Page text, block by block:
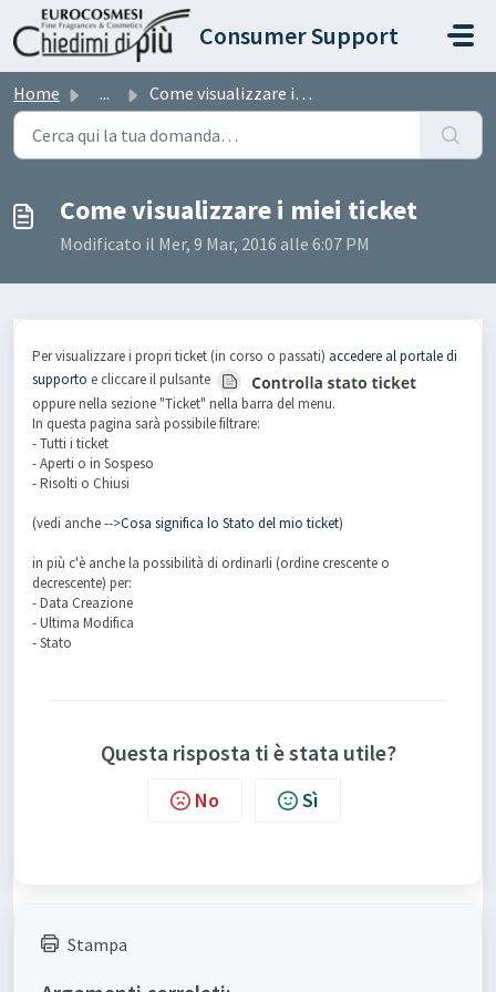
Salta al contenuto principale
Consumer Support
Home ... Come visualizzare i miei ticket
Come visualizzare i miei ticket
Modificato il Mer, 9 Mar, 2016 alle 6:07 PM
Per visualizzare i propri ticket (in corso o passati) accedere al portale di
supporto e cliccare il pulsante
oppure nella sezione "Ticket" nella barra del menu.
In questa pagina sarà possibile filtrare:
- Tutti i ticket
- Aperti o in Sospeso
- Risolti o Chiusi
(vedi anche -->Cosa significa lo Stato del mio ticket)
in più c'è anche la possibilità di ordinarli (ordine crescente o
decrescente) per:
- Data Creazione
- Ultima Modifica
- Stato
Questa risposta ti è stata utile?
No Sì
Stampa